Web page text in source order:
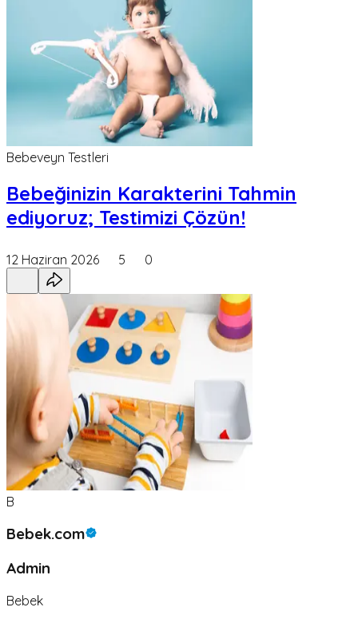
Bebeveyn Testleri
Bebeğinizin Karakterini Tahmin
ediyoruz; Testimizi Çözün!
12 Haziran 2026 5 0
B
Bebek.com
Admin
Bebek